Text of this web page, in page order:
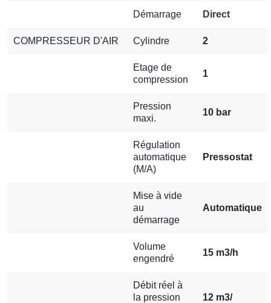
Démarrage Direct
COMPRESSEUR D'AIR Cylindre 2
Etage de
compression
1
Pression
maxi.
10 bar
Régulation
automatique
(M/A)
Pressostat
Mise à vide
au
démarrage
Automatique
Volume
engendré
15 m3/h
Débit réel à
la pression
12 m3/